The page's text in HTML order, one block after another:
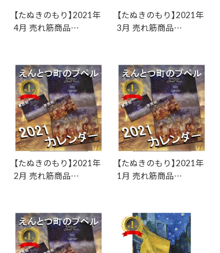
【たぬきのもり】2021年
4月 売れ筋商品…
【たぬきのもり】2021年
3月 売れ筋商品…
【たぬきのもり】2021年
2月 売れ筋商品…
【たぬきのもり】2021年
1月 売れ筋商品…